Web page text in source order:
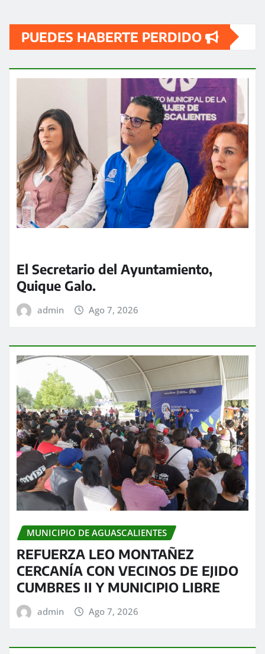
PUEDES HABERTE PERDIDO
El Secretario del Ayuntamiento,
Quique Galo.
admin Ago 7, 2026
MUNICIPIO DE AGUASCALIENTES
REFUERZA LEO MONTAÑEZ
CERCANÍA CON VECINOS DE EJIDO
CUMBRES II Y MUNICIPIO LIBRE
admin Ago 7, 2026